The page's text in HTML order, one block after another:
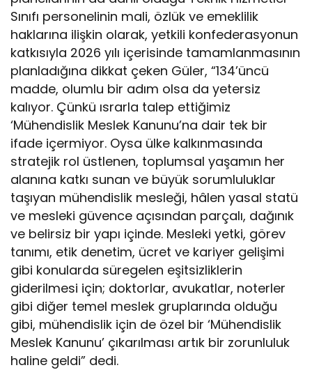
Sınıfı personelinin mali, özlük ve emeklilik
haklarına ilişkin olarak, yetkili konfederasyonun
katkısıyla 2026 yılı içerisinde tamamlanmasının
planladığına dikkat çeken Güler, “134’üncü
madde, olumlu bir adım olsa da yetersiz
kalıyor. Çünkü ısrarla talep ettiğimiz
‘Mühendislik Meslek Kanunu’na dair tek bir
ifade içermiyor. Oysa ülke kalkınmasında
stratejik rol üstlenen, toplumsal yaşamın her
alanına katkı sunan ve büyük sorumluluklar
taşıyan mühendislik mesleği, hâlen yasal statü
ve mesleki güvence açısından parçalı, dağınık
ve belirsiz bir yapı içinde. Mesleki yetki, görev
tanımı, etik denetim, ücret ve kariyer gelişimi
gibi konularda süregelen eşitsizliklerin
giderilmesi için; doktorlar, avukatlar, noterler
gibi diğer temel meslek gruplarında olduğu
gibi, mühendislik için de özel bir ‘Mühendislik
Meslek Kanunu’ çıkarılması artık bir zorunluluk
haline geldi” dedi.